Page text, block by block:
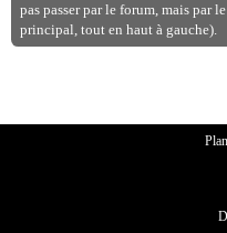
pas passer par le forum, mais par
principal, tout en haut à gauche).